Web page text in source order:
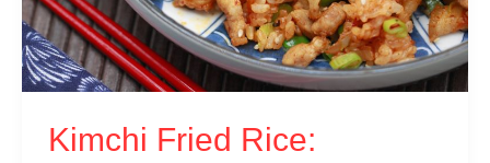
Kimchi Fried Rice: